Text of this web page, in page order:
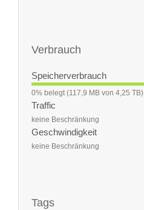
Verbrauch
Speicherverbrauch
0
%
0% belegt (117,9 MB von 4,25 TB)
Traffic
keine Beschränkung
Geschwindigkeit
keine Beschränkung
Tags